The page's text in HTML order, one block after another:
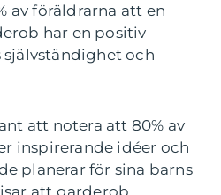
av föräldrarna att en
har en positiv
självständighet och
att notera att 80% av
inspirerande idéer och
planerar för sina barns
att garderob